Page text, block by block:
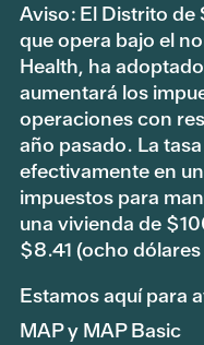
Aviso: El Distrito de
que opera bajo el
Health, ha
aumentará los
operaciones con
año pasado. La
efectivamente en
impuestos para
una vivienda de
$8.41 (ocho
Estamos aquí para
MAP y MAP Basic